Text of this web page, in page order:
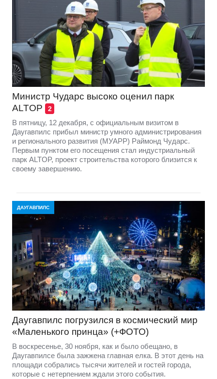
Министр Чударс высоко оценил парк
ALTOP
2
В пятницу, 12 декабря, с официальным визитом в
Даугавпилс прибыл министр умного администрирования
и регионального развития (МУАРР) Раймонд Чударс.
Первым пунктом его посещения стал индустриальный
парк ALTOP, проект строительства которого близится к
своему завершению.
ДАУГАВПИЛС
Даугавпилс погрузился в космический мир
«Маленького принца» (+ФОТО)
В воскресенье, 30 ноября, как и было обещано, в
Даугавпилсе была зажжена главная елка. В этот день на
площади собрались тысячи жителей и гостей города,
которые с нетерпением ждали этого события.